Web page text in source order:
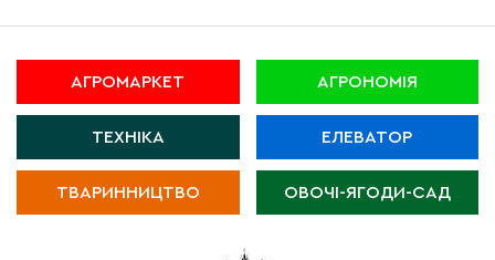
АГРОМАРКЕТ АГРОНОМІЯ
ТЕХНІКА ЕЛЕВАТОР
ТВАРИННИЦТВО ОВОЧІ-ЯГОДИ-САД